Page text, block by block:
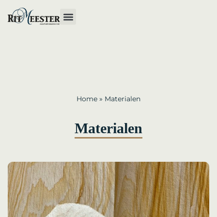
Home » Materialen
Materialen